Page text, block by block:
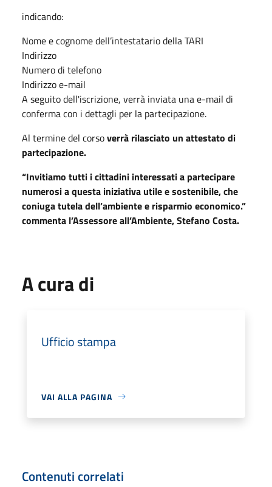
indicando:
Nome e cognome dell’intestatario della TARI
Indirizzo
Numero di telefono
Indirizzo e-mail
A seguito dell'iscrizione, verrà inviata una e-mail di
conferma con i dettagli per la partecipazione.
Al termine del corsoverrà rilasciato un attestato di
partecipazione.
“Invitiamo tutti i cittadini interessati a partecipare
numerosi a questa iniziativa utile e sostenibile, che
coniuga tutela dell’ambiente e risparmio economico.”
commenta l’Assessore all’Ambiente, Stefano Costa.
A cura di
Ufficio stampa
VAI ALLA PAGINA
Contenuti correlati